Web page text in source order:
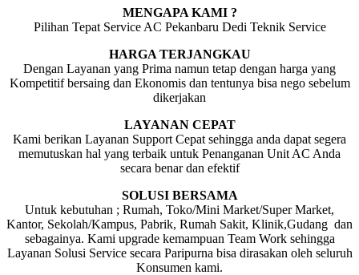
MENGAPA KAMI ?
Pilihan Tepat Service AC Pekanbaru Dedi Teknik Service
HARGA TERJANGKAU
Dengan Layanan yang Prima namun tetap dengan harga yang
Kompetitif bersaing dan Ekonomis dan tentunya bisa nego sebelum
dikerjakan
LAYANAN CEPAT
Kami berikan Layanan Support Cepat sehingga anda dapat segera
memutuskan hal yang terbaik untuk Penanganan Unit AC Anda
secara benar dan efektif
SOLUSI BERSAMA
Untuk kebutuhan ; Rumah, Toko/Mini Market/Super Market,
Kantor, Sekolah/Kampus, Pabrik, Rumah Sakit, Klinik,Gudang dan
sebagainya. Kami upgrade kemampuan Team Work sehingga
Layanan Solusi Service secara Paripurna bisa dirasakan oleh seluruh
Konsumen kami.